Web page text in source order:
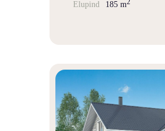
Elupind 185 m2